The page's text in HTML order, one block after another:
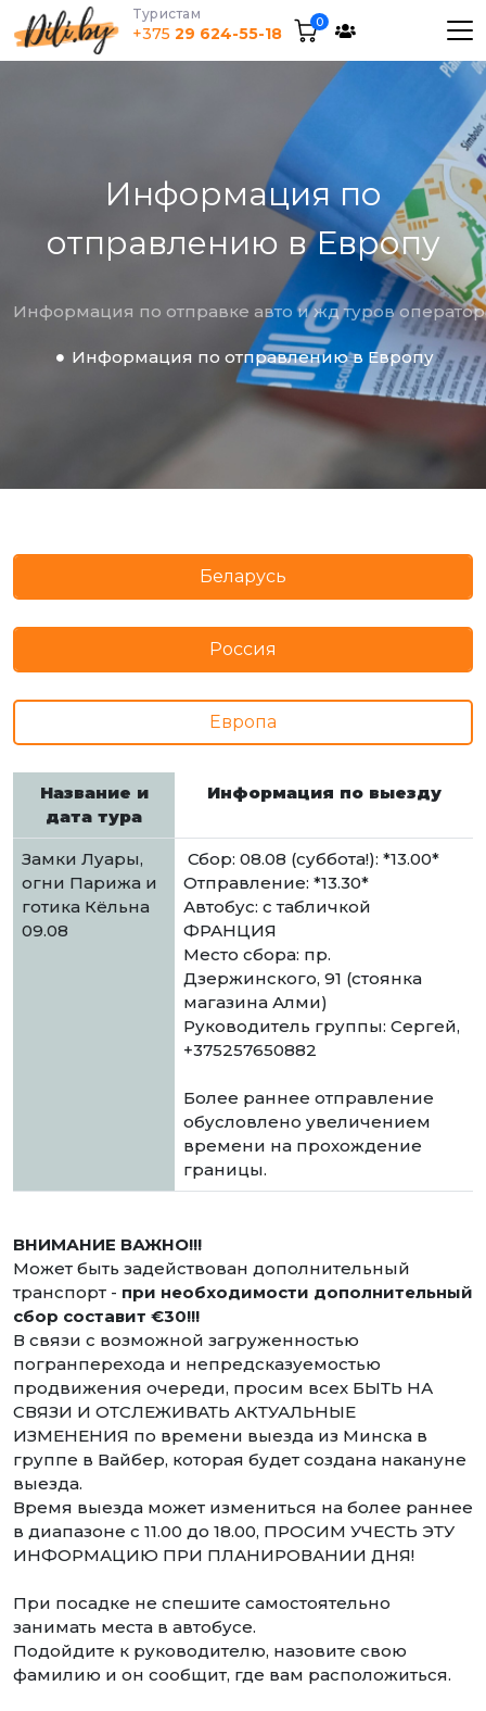
Tуристам
+375 29 624-55-18
0
Информация по
отправлению в Европу
Информация по отправке авто и жд туров
Информация по отправлению в Европу
Беларусь
Россия
Европа
Название и
дата тура
Информация по выезду
Замки Луары,
огни Парижа и
готика Кёльна
09.08
Сбор: 08.08 (суббота!): *13.00*
Отправление: *13.30*
Автобус: с табличкой
ФРАНЦИЯ
Место сбора: пр.
Дзержинского, 91 (стоянка
магазина Алми)
Руководитель группы: Сергей,
+375257650882
Более раннее отправление
обусловлено увеличением
времени на прохождение
границы.
ВНИМАНИЕ ВАЖНО!!!
Может быть задействован дополнительный
транспорт - при необходимости дополнительный
сбор составит €30!!!
В связи с возможной загруженностью
погранперехода и непредсказуемостью
продвижения очереди, просим всех БЫТЬ НА
СВЯЗИ И ОТСЛЕЖИВАТЬ АКТУАЛЬНЫЕ
ИЗМЕНЕНИЯ по времени выезда из Минска в
группе в Вайбер, которая будет создана накануне
выезда.
Время выезда может измениться на более раннее
в диапазоне с 11.00 до 18.00, ПРОСИМ УЧЕСТЬ ЭТУ
ИНФОРМАЦИЮ ПРИ ПЛАНИРОВАНИИ ДНЯ!
При посадке не спешите самостоятельно
занимать места в автобусе.
Подойдите к руководителю, назовите свою
фамилию и он сообщит, где вам расположиться.